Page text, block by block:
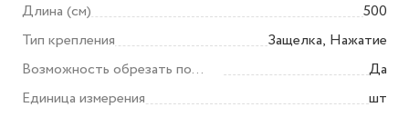
Длина (см)
500
Тип крепления
Защелка, Нажатие
Возможность обрезать по
размеру
Да
Единица измерения
шт